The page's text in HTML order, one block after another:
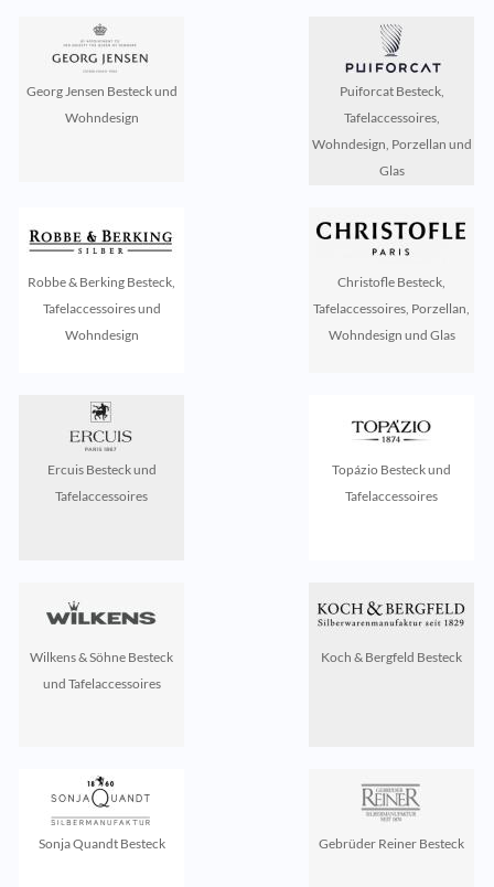
Georg Jensen Besteck und
Wohndesign
Puiforcat Besteck,
Tafelaccessoires,
Wohndesign, Porzellan und
Glas
Robbe & Berking Besteck,
Tafelaccessoires und
Wohndesign
Christofle Besteck,
Tafelaccessoires, Porzellan,
Wohndesign und Glas
Ercuis Besteck und
Tafelaccessoires
Topázio Besteck und
Tafelaccessoires
Wilkens & Söhne Besteck
und Tafelaccessoires
Koch & Bergfeld Besteck
Sonja Quandt Besteck Gebrüder Reiner Besteck